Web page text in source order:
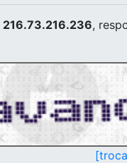
216.73.216.236,